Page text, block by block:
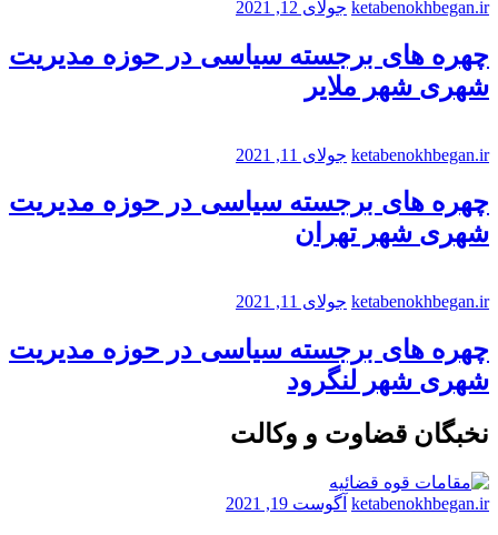
ketabenokhbegan.ir جولای 12, 2021
چهره های برجسته سیاسی در حوزه مدیریت
شهری شهر ملایر
ketabenokhbegan.ir جولای 11, 2021
چهره های برجسته سیاسی در حوزه مدیریت
شهری شهر تهران
ketabenokhbegan.ir جولای 11, 2021
چهره های برجسته سیاسی در حوزه مدیریت
شهری شهر لنگرود
نخبگان قضاوت و وکالت
ketabenokhbegan.ir آگوست 19, 2021